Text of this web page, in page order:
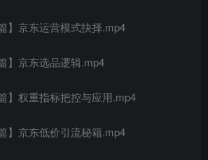
】京东运营模式抉择.mp4
】京东选品逻辑.mp4
】权重指标把控与应用.mp4
】京东低价引流秘籍.mp4